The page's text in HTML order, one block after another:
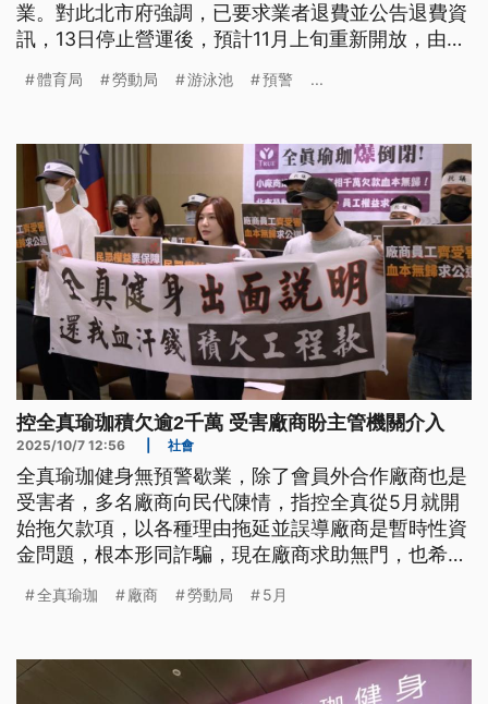
業。對此北市府強調，已要求業者退費並公告退費資
訊，13日停止營運後，預計11月上旬重新開放，由體
體育局 勞動局 游泳池 預警 ...
控全真瑜珈積欠逾2千萬 受害廠商盼主管機關介入
2025/10/7 12:56 社會
全真瑜珈健身無預警歇業，除了會員外合作廠商也是
受害者，多名廠商向民代陳情，指控全真從5月就開
始拖欠款項，以各種理由拖延並誤導廠商是暫時性資
金問題，根本形同詐騙，現在廠商求助無門，也希望
全真瑜珈 廠商 勞動局 5月